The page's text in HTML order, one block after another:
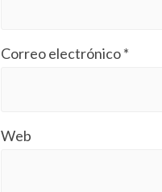
Correo electrónico*
Web